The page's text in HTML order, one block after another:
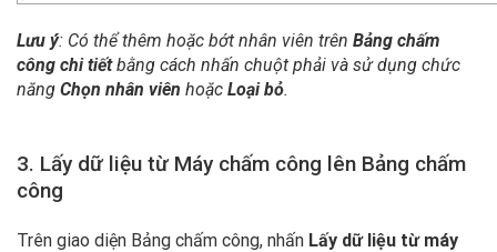
Lưu ý: Có thể thêm hoặc bớt nhân viên trên Bảng chấm
công chi tiếtbằng cách nhấn chuột phải và sử dụng chức
năng Chọn nhân viên hoặc Loại bỏ.
3. Lấy dữ liệu từ Máy chấm công lên Bảng chấm
công
Trên giao diện Bảng chấm công, nhấn Lấy dữ liệu từ máy